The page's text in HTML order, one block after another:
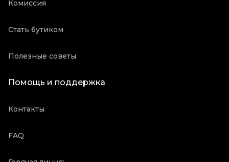
Комиссия
Стать бутиком
Полезные советы
Помощь и поддержка
Контакты
FAQ